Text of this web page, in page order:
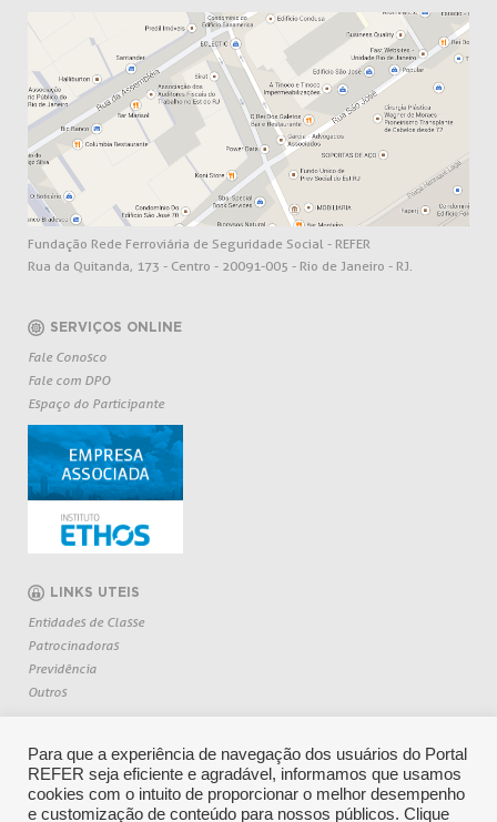
Fundação Rede Ferroviária de Seguridade Social - REFER
Rua da Quitanda, 173 - Centro - 20091-005 - Rio de Janeiro - RJ.
SERVIÇOS ONLINE
Fale Conosco
Fale com DPO
Espaço do Participante
LINKS UTEIS
Entidades de Classe
Patrocinadoras
Previdência
Outros
Para que a experiência de navegação dos usuários do Portal
REFER seja eficiente e agradável, informamos que usamos
cookies com o intuito de proporcionar o melhor desempenho
e customização de conteúdo para nossos públicos. Clique